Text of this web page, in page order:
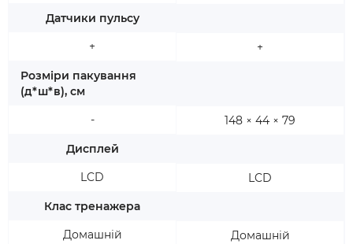
Датчики пульсу
+
Розміри пакування
(д*ш*в), см
-
Дисплей
LCD
Клас тренажера
Домашній
+
148 × 44 × 79
LCD
Домашній